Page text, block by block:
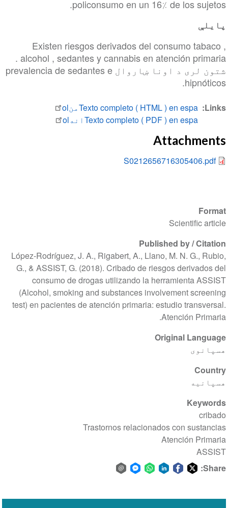
Format
Scientific article
Published by / Citation
López-Rodríguez, J. A., Rigabert, A., Llano, M. N. G., Rubio,
G., & ASSIST, G. (2018). Cribado de riesgos derivados del
consumo de drogas utilizando la herramienta ASSIST
(Alcohol, smoking and substances involvement screening
test) en pacientes de atención primaria: estudio transversal.
Atención Primaria.
Original Language
هسپانوی
Country
هسپانیه
Keywords
cribado
Trastornos relacionados con sustancias
Atención Primaria
ASSIST
Share:
policonsumo en un 16٪ de los sujetos.
پایلې
Existen riesgos derivados del consumo tabaco ,
alcohol , sedantes y cannabis en atención primaria .
شتون لری د اونا ښاروال prevalencia de sedantes e
hipnóticos.
Links
Texto completo ( HTML ) en espaمنol
Texto completo ( PDF ) en espaانهol
Attachments
S0212656716305406.pdf